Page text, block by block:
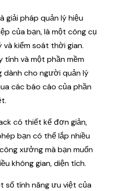
giải pháp quản lý hiệu
của bạn, là một công cụ
kiểm soát thời gian.
tính và một phần mềm
dành cho người quản lý
các báo cáo của phần
có thiết kế đơn giản,
bạn có thể lắp nhiều
xưởng mà bạn muốn
không gian, diện tích.
số tính năng ưu việt của